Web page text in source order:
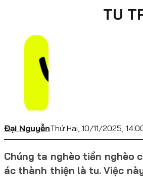
TU
Đại NguyễnThứ Hai, 10/11/2025,
Chúng ta nghèo tiền nghèo
ác thành thiện là tu. Việc